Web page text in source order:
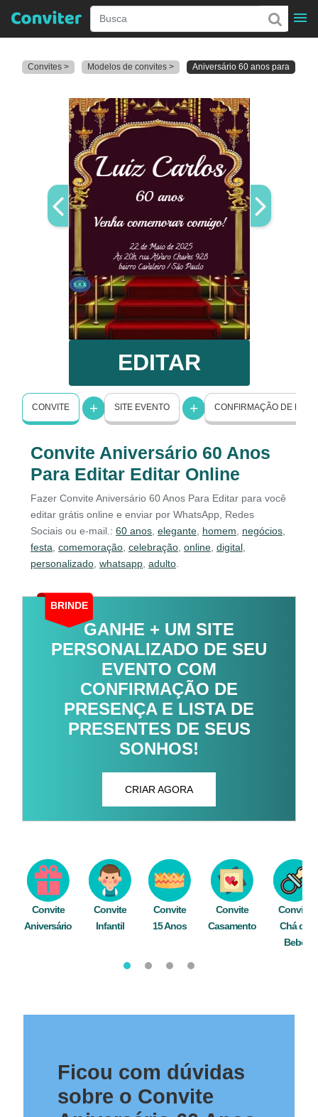
Convites > Modelos de convites > Aniversário 60 anos para
EDITAR
CONVITE SITE EVENTO CONFIRMAÇÃO DE
Convite Aniversário 60 Anos
Para Editar Editar Online
Fazer Convite Aniversário 60 Anos Para Editar para você
editar grátis online e enviar por WhatsApp, Redes
Sociais ou e-mail.: 60 anos elegante homem negócios
festa comemoração celebração online digital
personalizado whatsapp adulto
BRINDE
GANHE + UM SITE
PERSONALIZADO DE SEU
EVENTO COM
CONFIRMAÇÃO DE
PRESENÇA E LISTA DE
PRESENTES DE SEUS
SONHOS!
CRIAR AGORA
Convite
Aniversário
Convite
Infantil
Convite
15 Anos
Convite
Casamento
Convite
Chá de
Bebê
Ficou com dúvidas
sobre o Convite